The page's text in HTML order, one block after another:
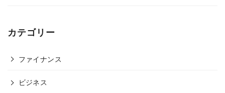
カテゴリー
ファイナンス
ビジネス